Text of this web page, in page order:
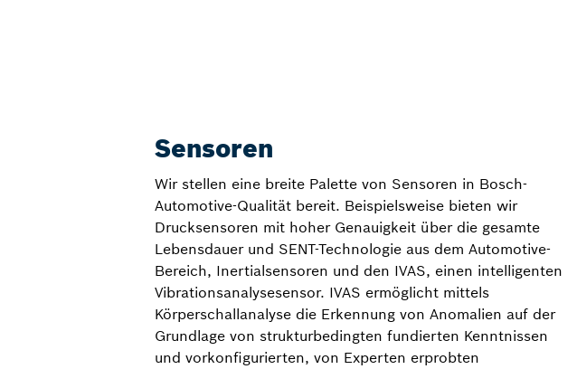
Sensoren
Wir stellen eine breite Palette von Sensoren in Bosch-
Automotive-Qualität bereit. Beispielsweise bieten wir
Drucksensoren mit hoher Genauigkeit über die gesamte
Lebensdauer und SENT-Technologie aus dem Automotive-
Bereich, Inertialsensoren und den IVAS, einen intelligenten
Vibrationsanalysesensor. IVAS ermöglicht mittels
Körperschallanalyse die Erkennung von Anomalien auf der
Grundlage von strukturbedingten fundierten Kenntnissen
und vorkonfigurierten, von Experten erprobten